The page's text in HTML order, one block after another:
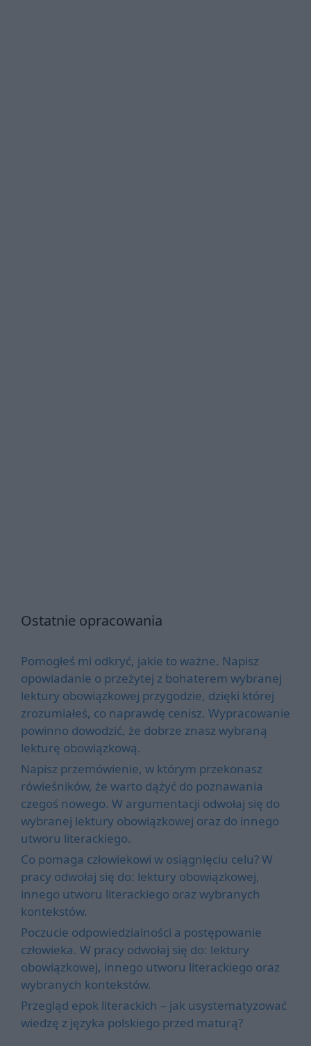
Ostatnie opracowania
Pomogłeś mi odkryć, jakie to ważne. Napisz
opowiadanie o przeżytej z bohaterem wybranej
lektury obowiązkowej przygodzie, dzięki której
zrozumiałeś, co naprawdę cenisz. Wypracowanie
powinno dowodzić, że dobrze znasz wybraną
lekturę obowiązkową.
Napisz przemówienie, w którym przekonasz
rówieśników, że warto dążyć do poznawania
czegoś nowego. W argumentacji odwołaj się do
wybranej lektury obowiązkowej oraz do innego
utworu literackiego.
Co pomaga człowiekowi w osiągnięciu celu? W
pracy odwołaj się do: lektury obowiązkowej,
innego utworu literackiego oraz wybranych
kontekstów.
Poczucie odpowiedzialności a postępowanie
człowieka. W pracy odwołaj się do: lektury
obowiązkowej, innego utworu literackiego oraz
wybranych kontekstów.
Przegląd epok literackich – jak usystematyzować
wiedzę z języka polskiego przed maturą?